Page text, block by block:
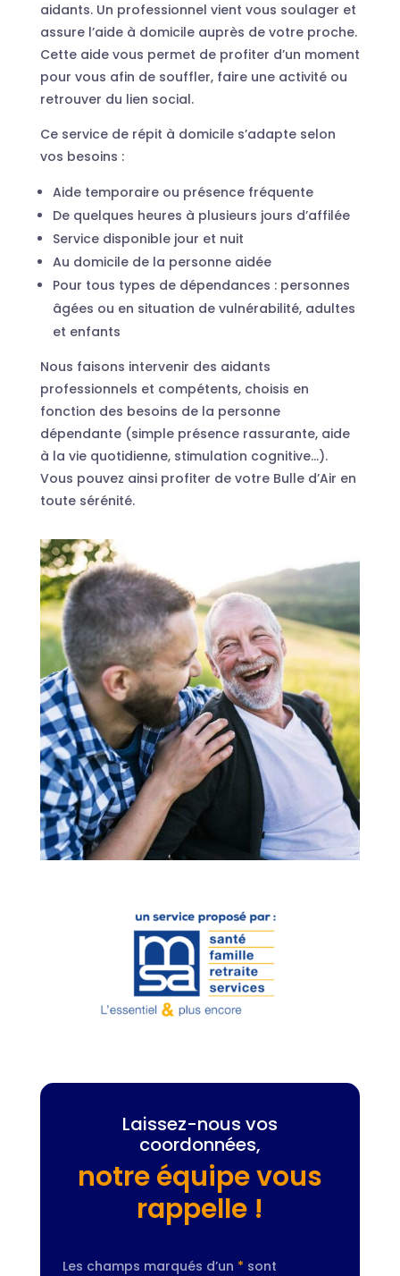
aidants. Un professionnel vient vous soulager et
assure l’aide à domicile auprès de votre proche.
Cette aide vous permet de profiter d’un moment
pour vous afin de souffler, faire une activité ou
retrouver du lien social.
Ce service de répit à domicile s’adapte selon
vos besoins :
Aide temporaire ou présence fréquente
De quelques heures à plusieurs jours d’affilée
Service disponible jour et nuit
Au domicile de la personne aidée
Pour tous types de dépendances : personnes
âgées ou en situation de vulnérabilité, adultes
et enfants
Nous faisons intervenir des aidants
professionnels et compétents, choisis en
fonction des besoins de la personne
dépendante (simple présence rassurante, aide
à la vie quotidienne, stimulation cognitive…).
Vous pouvez ainsi profiter de votre Bulle d’Air en
toute sérénité.
Laissez-nous vos
coordonnées,
notre équipe vous
rappelle !
Les champs marqués d’un * sont